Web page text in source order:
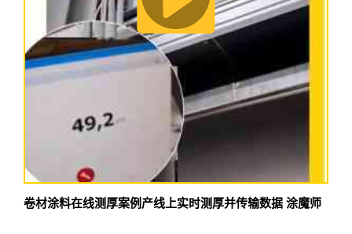
卷材涂料在线测厚案例产线上实时测厚并传输数据 涂魔师